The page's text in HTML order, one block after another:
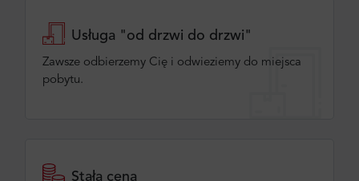
Usługa "od drzwi do drzwi"
Zawsze odbierzemy Cię i odwieziemy do miejsca
pobytu.
Stała cena